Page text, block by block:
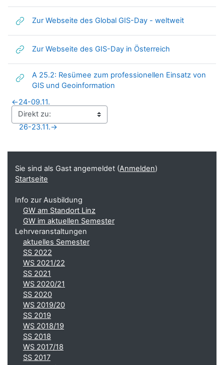
Zur Webseite des Global GIS-Day - weltweitLink/URL
Zur Webseite des GIS-Day in Österreich
A 25.2: Resümee zum professionellen Einsatz von
GIS und Geoinformation
←24-09.11.
→
26-23.11.
Ergänzungsblöcke
Sie sind als Gast angemeldet (Anmelden)
Startseite
Info zur Ausbildung
GW am Standort Linz
GW im aktuellen Semester
Lehrveranstaltungen
aktuelles Semester
SS 2022
WS 2021/22
SS 2021
WS 2020/21
SS 2020
WS 2019/20
SS 2019
WS 2018/19
SS 2018
WS 2017/18
SS 2017